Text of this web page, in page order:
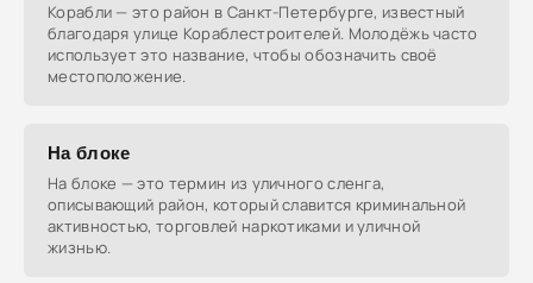
Корабли — это район в Санкт-Петербурге, известный
благодаря улице Кораблестроителей. Молодёжь часто
использует это название, чтобы обозначить своё
местоположение.
На блоке
На блоке — это термин из уличного сленга,
описывающий район, который славится криминальной
активностью, торговлей наркотиками и уличной
жизнью.